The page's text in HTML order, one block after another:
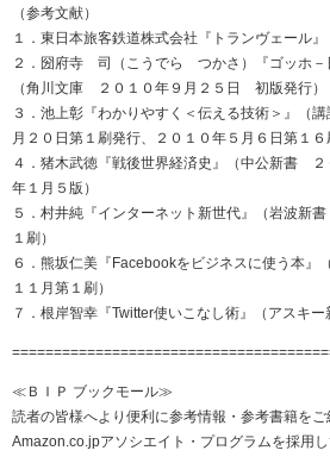
（参考文献）
１．東日本旅客鉄道株式会社『トランヴェール
２．圀府寺 司（こうでら つかさ）『ゴッホ－
（角川文庫 ２０１０年９月２５日 初版発行）
３．池上彰『わかりやすく＜伝える技術＞』（
月２０日第１刷発行、２０１０年５月６日第１６
４．猪木武徳『戦後世界経済史』（中公新書 ２
年１月５版）
５．村井純『インターネット新世代』（岩波
１刷）
６．熊坂仁美『Facebookをビジネスに使う本
１１月第１刷）
７．根岸智幸『Twitter使いこなし術』（アスキ
≪ＢＩＰ ブックモール≫
読者の皆様へより便利に参考情報・参考書籍をご
Amazon.co.jpアソシエイト・プログラムを採用し